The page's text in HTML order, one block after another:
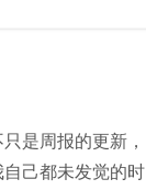
是周报的更新，
己都未发觉的时